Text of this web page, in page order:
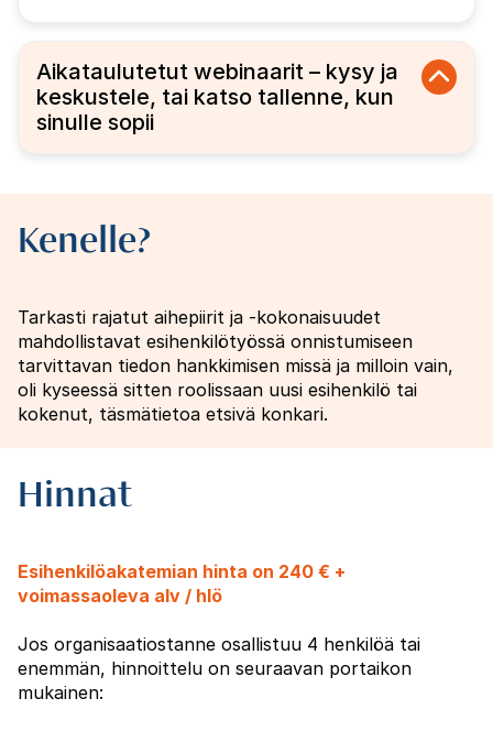
Aikataulutetut webinaarit – kysy ja
keskustele, tai katso tallenne, kun
sinulle sopii
Kenelle?
Tarkasti rajatut aihepiirit ja -kokonaisuudet
mahdollistavat esihenkilötyössä onnistumiseen
tarvittavan tiedon hankkimisen missä ja milloin vain,
oli kyseessä sitten roolissaan uusi esihenkilö tai
kokenut, täsmätietoa etsivä konkari.
Hinnat
Esihenkilöakatemian hinta on 240 € +
voimassaoleva alv / hlö
Jos organisaatiostanne osallistuu 4 henkilöä tai
enemmän, hinnoittelu on seuraavan portaikon
mukainen: